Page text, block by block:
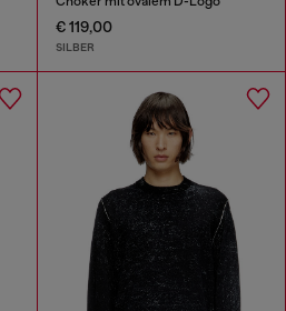
€ 119,00
SILBER